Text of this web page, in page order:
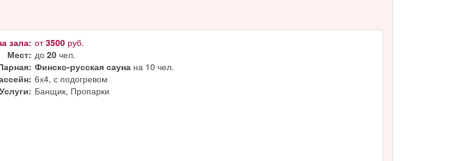
зала: от3500 руб.
Мест: до20 чел.
Финско-русская сауна на 10 чел.
6х4, с подогревом
Услуги: Банщик, Пропарки